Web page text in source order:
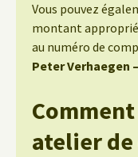
Vous pouvez
montant approprié
au numéro de
Peter Verhaegen
atelier